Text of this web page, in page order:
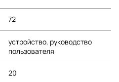
72
устройство, руководство
пользователя
20